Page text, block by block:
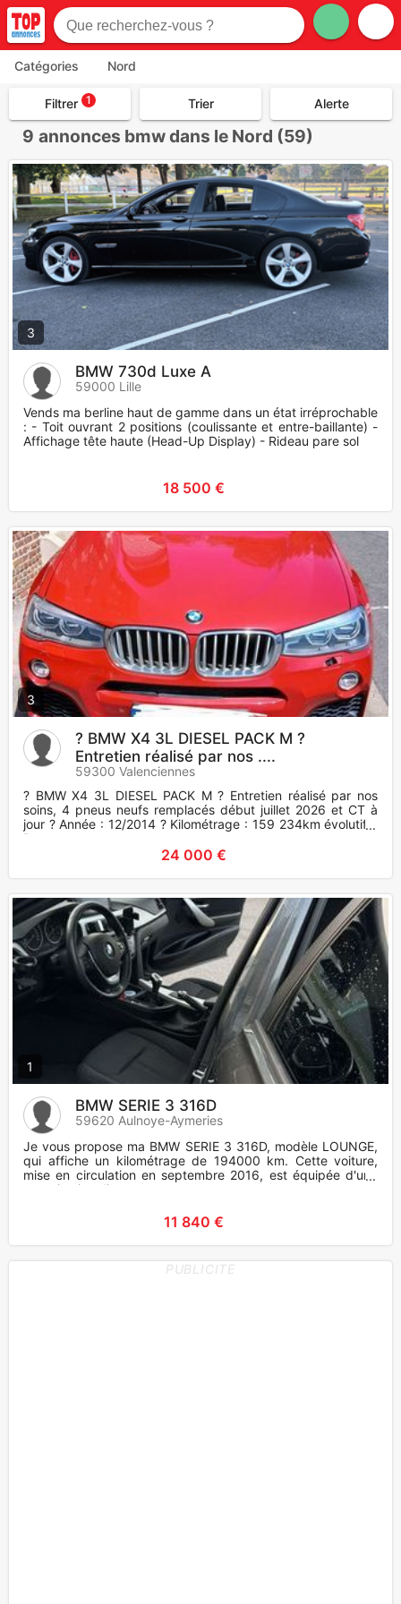
Catégories Nord
Filtrer 1 Trier Alerte
9 annonces bmw dans le Nord (59)
3
BMW 730d Luxe A
59000 Lille
Vends ma berline haut de gamme dans un état irréprochable
: - Toit ouvrant 2 positions (coulissante et entre-baillante) -
Affichage tête haute (Head-Up Display) - Rideau pare sol
18 500 €
3
? BMW X4 3L DIESEL PACK M ?
Entretien réalisé par nos ....
59300 Valenciennes
? BMW X4 3L DIESEL PACK M ? Entretien réalisé par nos
soins, 4 pneus neufs remplacés début juillet 2026 et CT à
jour ? Année : 12/2014 ? Kilométrage : 159 234km évolutif ?
Pu
24 000 €
1
BMW SERIE 3 316D
59620 Aulnoye-Aymeries
Je vous propose ma BMW SERIE 3 316D, modèle LOUNGE,
qui affiche un kilométrage de 194000 km. Cette voiture,
mise en circulation en septembre 2016, est équipée d'une
motorisation di
11 840 €
PUBLICITE